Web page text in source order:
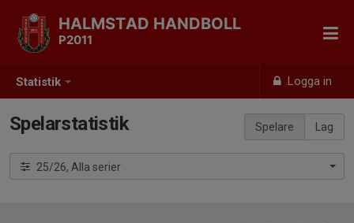
Statistik Logga in
HALMSTAD HANDBOLL
P2011
Spelare Lag
Spelarstatistik
25/26, Alla serier